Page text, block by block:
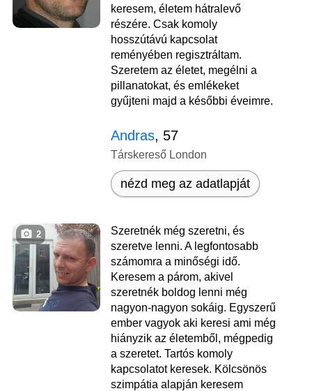
keresem, életem hátralevő
részére. Csak komoly
hosszútávú kapcsolat
reményében regisztráltam.
Szeretem az életet, megélni a
pillanatokat, és emlékeket
gyűjteni majd a későbbi éveimre.
Andras, 57
Társkereső London
nézd meg az adatlapját
2
Szeretnék még szeretni, és
szeretve lenni. A legfontosabb
számomra a minőségi idő.
Keresem a párom, akivel
szeretnék boldog lenni még
nagyon-nagyon sokáig. Egyszerű
ember vagyok aki keresi ami még
hiányzik az életemből, mégpedig
a szeretet. Tartós komoly
kapcsolatot keresek. Kölcsönös
szimpátia alapján keresem